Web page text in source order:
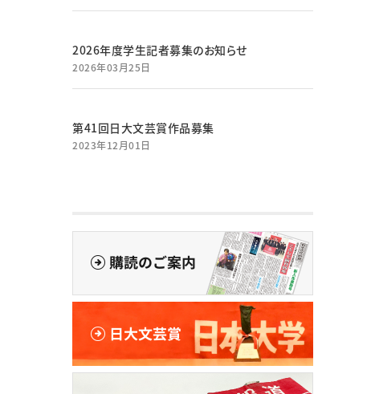
2026年度学生記者募集のお知らせ
2026年03月25日
第41回日大文芸賞作品募集
2023年12月01日